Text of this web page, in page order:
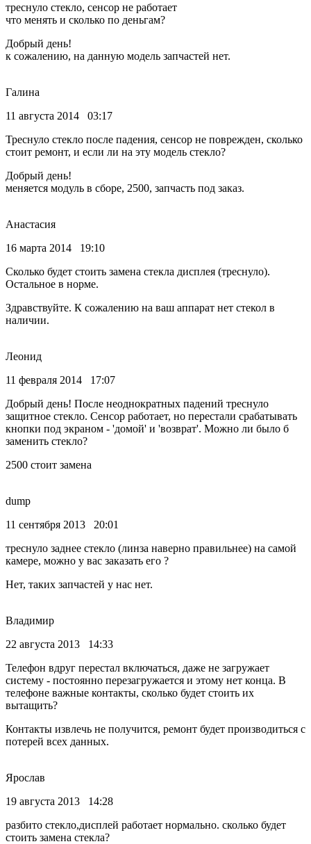
треснуло стекло, сенсор не работает
что менять и сколько по деньгам?
Добрый день!
к сожалению, на данную модель запчастей нет.
Галина
11 августа 2014 03:17
Треснуло стекло после падения, сенсор не поврежден, сколько
стоит ремонт, и если ли на эту модель стекло?
Добрый день!
меняется модуль в сборе, 2500, запчасть под заказ.
Анастасия
16 марта 2014 19:10
Сколько будет стоить замена стекла дисплея (треснуло).
Остальное в норме.
Здравствуйте. К сожалению на ваш аппарат нет стекол в
наличии.
Леонид
11 февраля 2014 17:07
Добрый день! После неоднократных падений треснуло
защитное стекло. Сенсор работает, но перестали срабатывать
кнопки под экраном - 'домой' и 'возврат'. Можно ли было б
заменить стекло?
2500 стоит замена
dump
11 сентября 2013 20:01
треснуло заднее стекло (линза наверно правильнее) на самой
камере, можно у вас заказать его ?
Нет, таких запчастей у нас нет.
Владимир
22 августа 2013 14:33
Телефон вдруг перестал включаться, даже не загружает
систему - постоянно перезагружается и этому нет конца. В
телефоне важные контакты, сколько будет стоить их
вытащить?
Контакты извлечь не получится, ремонт будет производиться с
потерей всех данных.
Ярослав
19 августа 2013 14:28
разбито стекло,дисплей работает нормально. сколько будет
стоить замена стекла?